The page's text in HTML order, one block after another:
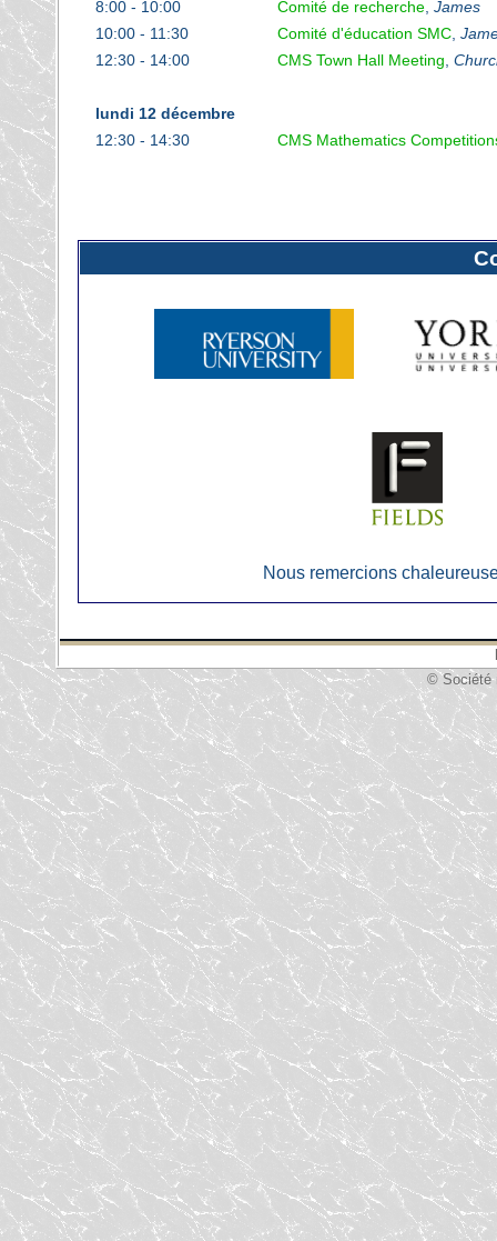
8:00 - 10:00
Comité de recherche, James
10:00 - 11:30
Comité d'éducation SMC,
12:30 - 14:00
CMS Town Hall Meeting
lundi 12 décembre
12:30 - 14:30
CMS Mathematics
Nous remercions
© Société